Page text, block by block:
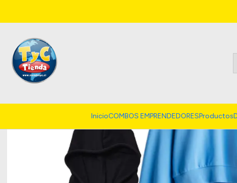
InicioCOMBOS EMPRENDEDORESProductos